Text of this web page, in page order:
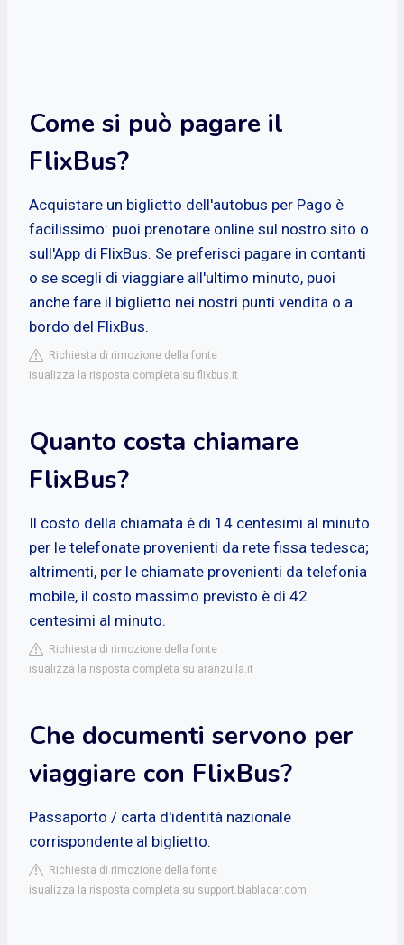
Come si può pagare il
FlixBus?
Acquistare un biglietto dell'autobus per Pago è
facilissimo: puoi prenotare online sul nostro sito o
sull'App di FlixBus. Se preferisci pagare in contanti
o se scegli di viaggiare all'ultimo minuto, puoi
anche fare il biglietto nei nostri punti vendita o a
bordo del FlixBus.
Richiesta di rimozione della fonte
isualizza la risposta completa su flixbus.it
Quanto costa chiamare
FlixBus?
Il costo della chiamata è di 14 centesimi al minuto
per le telefonate provenienti da rete fissa tedesca;
altrimenti, per le chiamate provenienti da telefonia
mobile, il costo massimo previsto è di 42
centesimi al minuto.
Richiesta di rimozione della fonte
isualizza la risposta completa su aranzulla.it
Che documenti servono per
viaggiare con FlixBus?
Passaporto / carta d'identità nazionale
corrispondente al biglietto.
Richiesta di rimozione della fonte
isualizza la risposta completa su support.blablacar.com